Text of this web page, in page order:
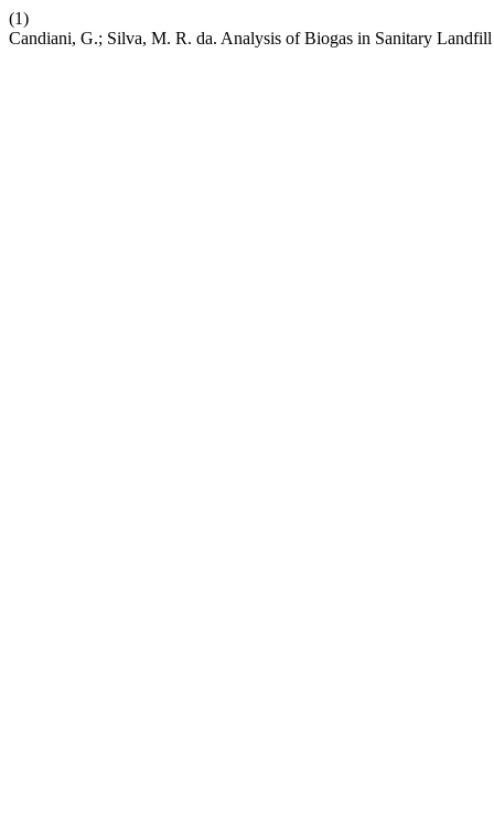
(1)
Candiani, G.; Silva, M. R. da. Analysis of Biogas in Sanitary